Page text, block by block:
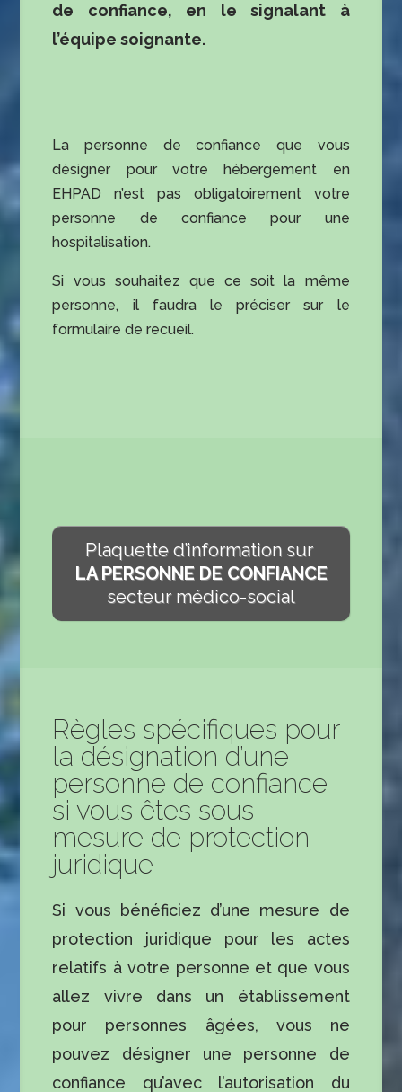
de confiance, en le signalant à
l’équipe soignante.
La personne de confiance que vous
désigner pour votre hébergement en
EHPAD n’est pas obligatoirement votre
personne de confiance pour une
hospitalisation.
Si vous souhaitez que ce soit la même
personne, il faudra le préciser sur le
formulaire de recueil.
Plaquette d’information sur
LA PERSONNE DE CONFIANCE
secteur médico-social
Règles spécifiques pour
la désignation d’une
personne de confiance
si vous êtes sous
mesure de protection
juridique
Si vous bénéficiez d’une mesure de
protection juridique pour les actes
relatifs à votre personne et que vous
allez vivre dans un établissement
pour personnes âgées, vous ne
pouvez désigner une personne de
confiance qu’avec l’autorisation du